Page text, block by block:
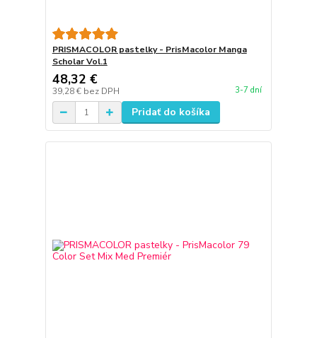
PRISMACOLOR pastelky - PrisMacolor Manga
Scholar Vol.1
48,32 €
39,28 € bez DPH 3-7 dní
Pridať do košíka